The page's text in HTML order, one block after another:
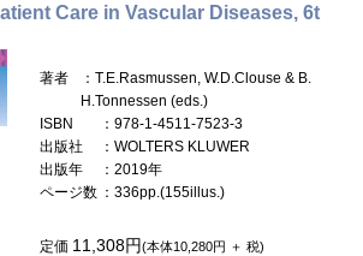
Care in Vascular Diseases, 6t
著者
：T.E.Rasmussen, W.D.Clouse & B.
H.Tonnessen (eds.)
ISBN
：978-1-4511-7523-3
出版社
：WOLTERS KLUWER
出版年
：2019年
ページ数 ：336pp.(155illus.)
定価 11,308円(本体10,280円 ＋ 税)